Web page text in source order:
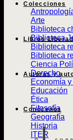
Colecciones
Libros
Autoras y
Conócenos
Arte
Biblioteca
Biblioteca
Biblioteca
Biblioteca
Ciencia
Derecho
Economía
Educación
Ética
Filosofía
Geografía
Historia
ITER